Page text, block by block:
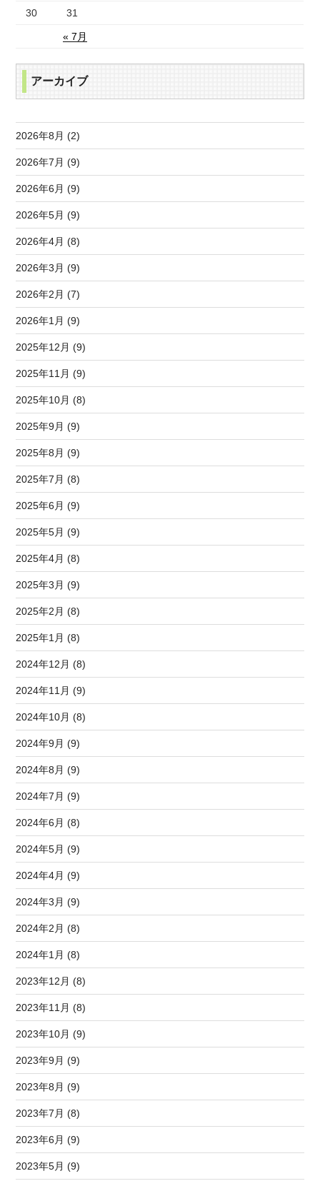
« 7月
30 31
アーカイブ
2026年8月 (2)
2026年7月 (9)
2026年6月 (9)
2026年5月 (9)
2026年4月 (8)
2026年3月 (9)
2026年2月 (7)
2026年1月 (9)
2025年12月 (9)
2025年11月 (9)
2025年10月 (8)
2025年9月 (9)
2025年8月 (9)
2025年7月 (8)
2025年6月 (9)
2025年5月 (9)
2025年4月 (8)
2025年3月 (9)
2025年2月 (8)
2025年1月 (8)
2024年12月 (8)
2024年11月 (9)
2024年10月 (8)
2024年9月 (9)
2024年8月 (9)
2024年7月 (9)
2024年6月 (8)
2024年5月 (9)
2024年4月 (9)
2024年3月 (9)
2024年2月 (8)
2024年1月 (8)
2023年12月 (8)
2023年11月 (8)
2023年10月 (9)
2023年9月 (9)
2023年8月 (9)
2023年7月 (8)
2023年6月 (9)
2023年5月 (9)